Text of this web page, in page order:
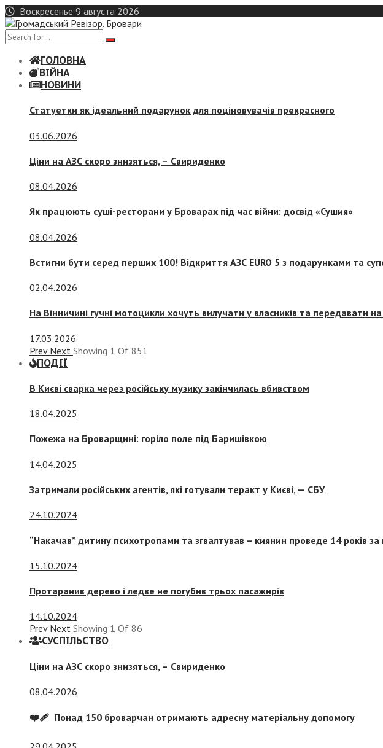
Skip
to
content
Воскресенье 9 августа 2026
ГОЛОВНА
ВІЙНА
НОВИНИ
Статуетки як ідеальний подарунок для поціновувачів прекрасного
03.06.2026
Ціни на АЗС скоро знизяться, – Свириденко
08.04.2026
Як працюють суші-ресторани у Броварах під час війни: досвід «Сушия»
08.04.2026
Встигни бути серед перших 100! Відкриття АЗС EURO 5 з подарунками та
02.04.2026
На Вінничині гучні мотоцикли хочуть вилучати у власників та передавати
17.03.2026
Prev Next Showing 1 Of 851
ПОДІЇ
В Києві сварка через російську музику закінчилась вбивством
18.04.2025
Пожежа на Броварщині: горіло поле під Баришівкою
14.04.2025
Затримали російських агентів, які готували теракт у Києві, — СБУ
24.10.2024
“Накачав” дитину психотропами та згвалтував – киянин проведе 14 років за
15.10.2024
Протаранив дерево і ледве не погубив трьох пасажирів
14.10.2024
Prev Next Showing 1 Of 86
СУСПIЛЬСТВО
Ціни на АЗС скоро знизяться, – Свириденко
08.04.2026
❤️‍🩹 Понад 150 броварчан отримають адресну матеріальну допомогу